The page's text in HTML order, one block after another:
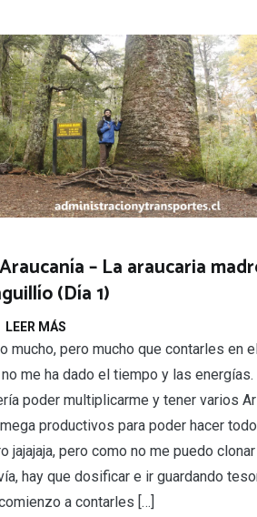
– La araucaria
(Día 1)
LEER MÁS
mucho, pero mucho que contarles en
me ha dado el tiempo y las energías.
poder multiplicarme y tener varios
productivos para poder hacer
jajajaja, pero como no me puedo clonar
hay que dosificar e ir guardando
a contarles […]